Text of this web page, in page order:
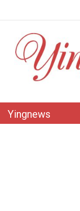
Yingnews